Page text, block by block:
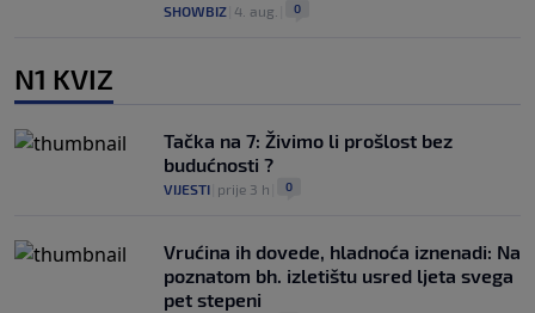
SHOWBIZ 4. aug. 0
N1 KVIZ
Tačka na 7: Živimo li prošlost bez
budućnosti ?
VIJESTI prije 3 h 0
Vrućina ih dovede, hladnoća iznenadi: Na
poznatom bh. izletištu usred ljeta svega
pet stepeni